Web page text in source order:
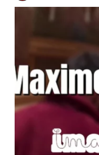
Il ne reste que